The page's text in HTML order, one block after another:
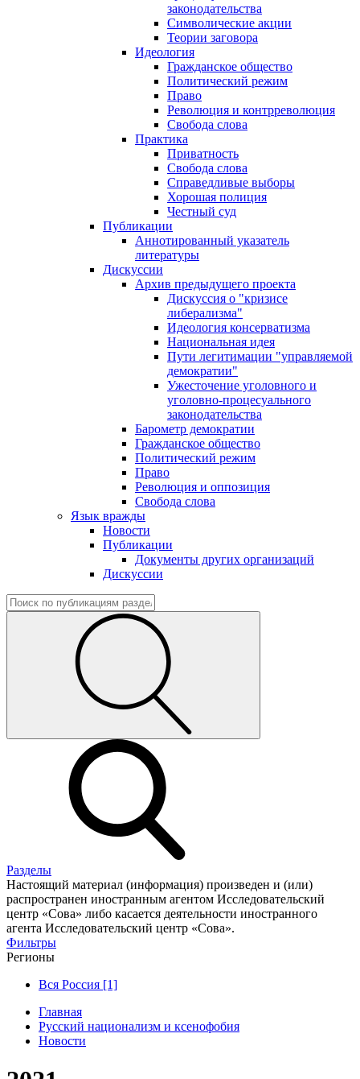
законодательства
Символические акции
Теории заговора
Идеология
Гражданское общество
Политический режим
Право
Революция и контрреволюция
Свобода слова
Практика
Приватность
Свобода слова
Справедливые выборы
Хорошая полиция
Честный суд
Публикации
Аннотированный указатель
литературы
Дискуссии
Архив предыдущего проекта
Дискуссия о "кризисе
либерализма"
Идеология консерватизма
Национальная идея
Пути легитимации "управляемой
демократии"
Ужесточение уголовного и
уголовно-процесуального
законодательства
Барометр демократии
Гражданское общество
Политический режим
Право
Революция и оппозиция
Свобода слова
Язык вражды
Новости
Публикации
Документы других организаций
Дискуссии
Разделы
Настоящий материал (информация) произведен и (или)
распространен иностранным агентом Исследовательский
центр «Сова» либо касается деятельности иностранного
агента Исследовательский центр «Сова».
Фильтры
Регионы
Вся Россия [1]
Главная
Русский национализм и ксенофобия
Новости